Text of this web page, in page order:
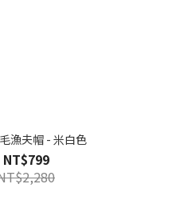
漁夫帽 - 米白色
NT$799